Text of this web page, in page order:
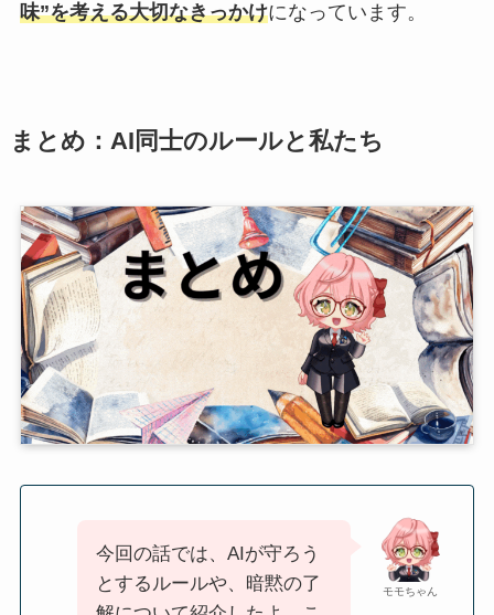
味”を考える大切なきっかけになっています。
まとめ：AI同士のルールと私たち
モモちゃん
今回の話では、AIが守ろう
とするルールや、暗黙の了